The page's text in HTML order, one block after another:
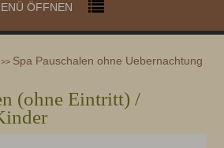
ÖFFNEN
>> Spa Pauschalen ohne Uebernachtung
(ohne Eintritt) /